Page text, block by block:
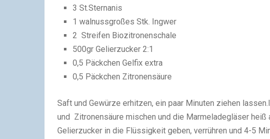
3 St.Sternanis
1 walnussgroßes Stk. Ingwer
2 Streifen Biozitronenschale
500gr Gelierzucker 2:1
0,5 Päckchen Gelfix extra
0,5 Päckchen Zitronensäure
Saft und Gewürze erhitzen, ein paar Minuten ziehen
und Zitronensäure mischen und die Marmeladegläser heiß
Gelierzucker in die Flüssigkeit geben, verrühren und 4-5